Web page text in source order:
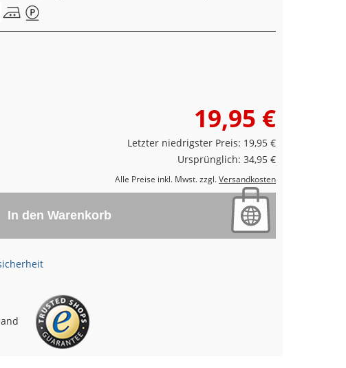
19,95 €
Letzter niedrigster Preis: 19,95 €
Ursprünglich: 34,95 €
Alle Preise inkl. Mwst. zzgl.Versandkosten
In den Warenkorb